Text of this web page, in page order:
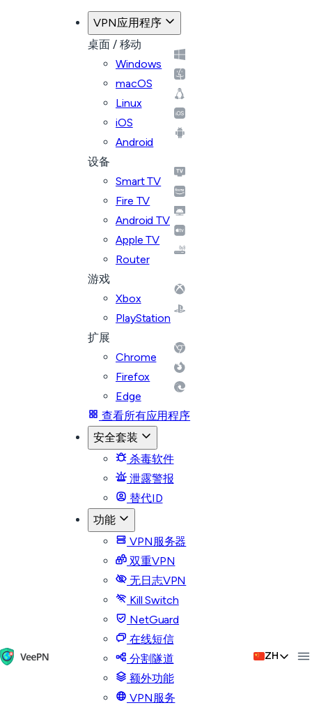
VPN应用程序
桌面 / 移动
Windows
macOS
Linux
iOS
Android
设备
Smart TV
Fire TV
Android TV
Apple TV
Router
游戏
Xbox
PlayStation
扩展
Chrome
Firefox
Edge
查看所有应用程序
安全套装
杀毒软件
泄露警报
替代ID
功能
VPN服务器
双重VPN
无日志VPN
Kill Switch
NetGuard
在线短信
分割隧道
额外功能
VPN服务
ZH